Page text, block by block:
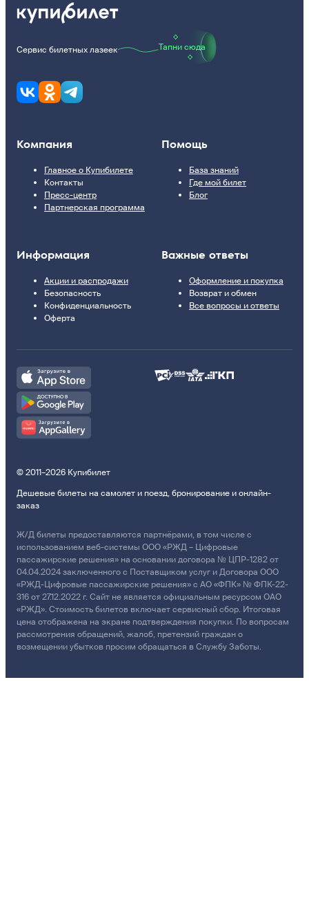
Сервис билетных лазеек Тапни сюда
Компания
Главное о Купибилете
Контакты
Пресс-центр
Партнерская программа
Помощь
База знаний
Где мой билет
Блог
Информация
Акции и распродажи
Безопасность
Конфиденциальность
Оферта
Важные ответы
Оформление и покупка
Возврат и обмен
Все вопросы и ответы
© 2011–2026 Купибилет
Дешевые билеты на самолет и поезд, бронирование и онлайн-
заказ
Ж/Д билеты предоставляются партнёрами, в том числе с
использованием веб-системы ООО «РЖД – Цифровые
пассажирские решения» на основании договора № ЦПР-1282 от
04.04.2024 заключенного с Поставщиком услуг и Договора ООО
«РЖД-Цифровые пассажирские решения» с АО «ФПК» № ФПК-22-
316 от 27.12.2022 г. Сайт не является официальным ресурсом ОАО
«РЖД». Стоимость билетов включает сервисный сбор. Итоговая
цена отображена на экране подтверждения покупки. По вопросам
рассмотрения обращений, жалоб, претензий граждан о
возмещении убытков просим обращаться в Службу Заботы.